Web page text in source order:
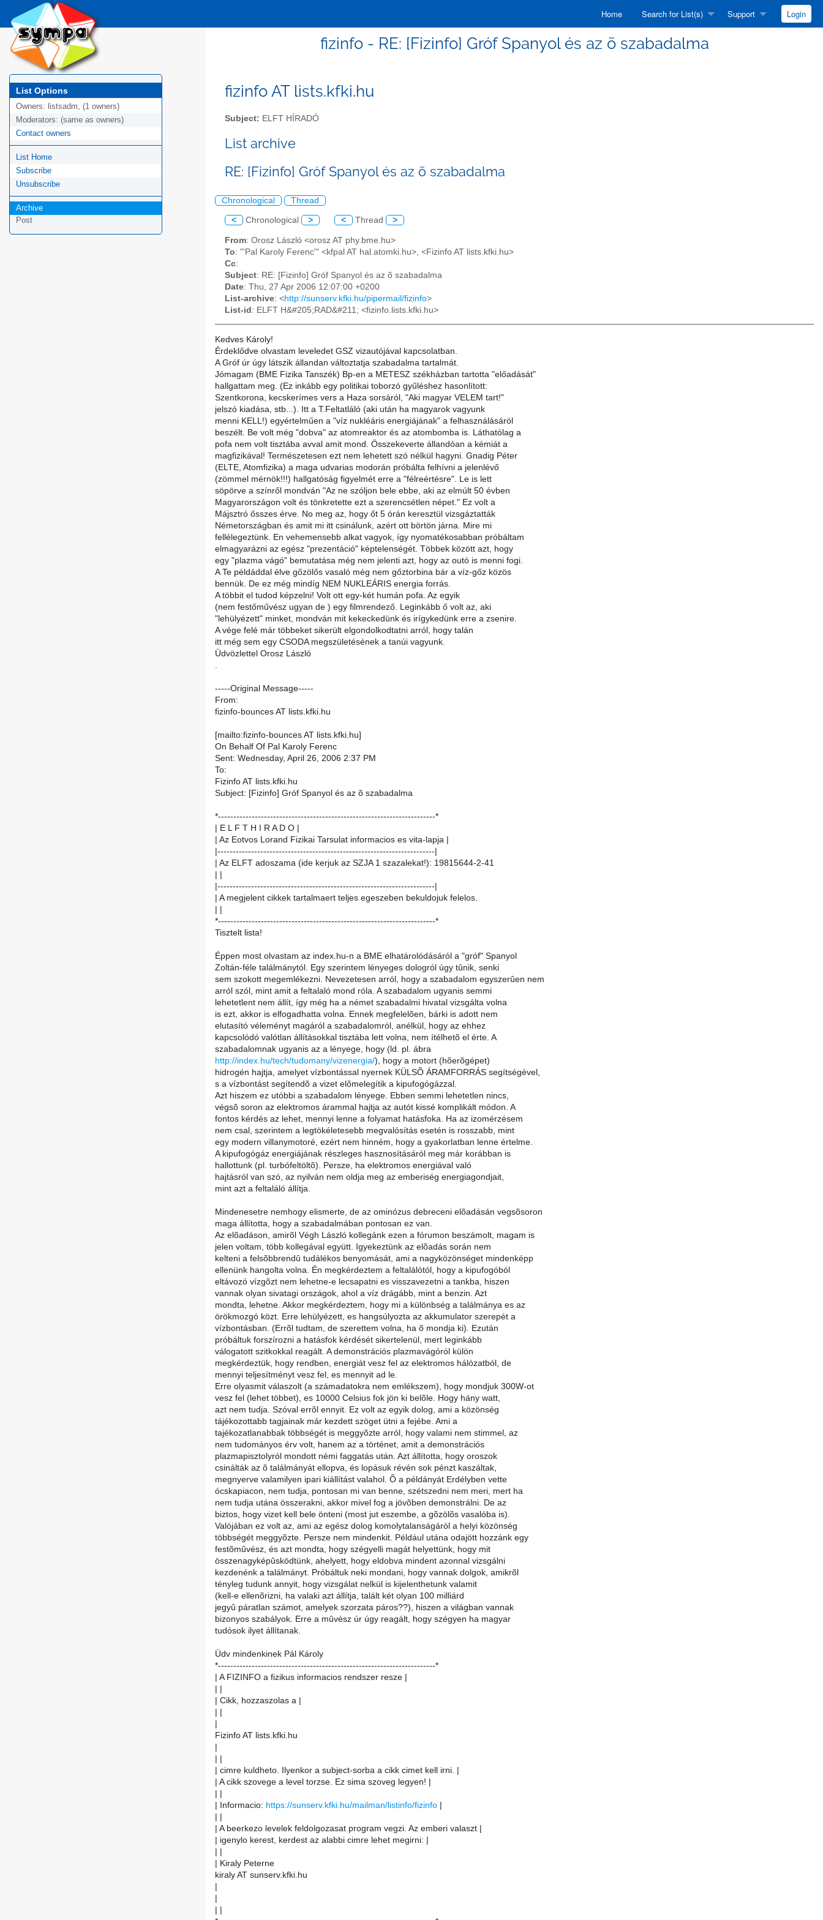
Home Search for List(s) Support Login
fizinfo - RE: [Fizinfo] Gróf Spanyol és az õ szabadalma
List Options
Owners: listsadm, (1 owners)
Moderators: (same as owners)
Contact owners
List Home
Subscribe
Unsubscribe
Archive
Post
fizinfo AT lists.kfki.hu
Subject: ELFT HÍRADÓ
List archive
RE: [Fizinfo] Gróf Spanyol és az õ szabadalma
Chronological Thread
< Chronological > < Thread >
From: Orosz László <orosz AT phy.bme.hu>
To: "'Pal Karoly Ferenc'" <kfpal AT hal.atomki.hu>, <Fizinfo AT lists.kfki.hu>
Cc:
Subject: RE: [Fizinfo] Gróf Spanyol és az õ szabadalma
Date: Thu, 27 Apr 2006 12:07:00 +0200
List-archive: <http://sunserv.kfki.hu/pipermail/fizinfo>
List-id : ELFT H&#205;RAD&#211; <fizinfo.lists.kfki.hu>
Kedves Károly!
Érdeklődve olvastam leveledet GSZ vizautójával kapcsolatban.
A Gróf úr úgy látszik állandan változtatja szabadalma tartalmát.
Jómagam (BME Fizika Tanszék) Bp-en a METESZ székházban tartotta "előadását"
hallgattam meg. (Ez inkább egy politikai toborzó gyűléshez hasonlított:
Szentkorona, kecskerímes vers a Haza sorsáról, "Aki magyar VELEM tart!"
jelszó kiadása, stb...). Itt a T.Feltatláló (aki után ha magyarok vagyunk
menni KELL!) egyértelműen a "víz nukléáris energiájának" a felhasználásáról
beszélt. Be volt még "dobva" az atomreaktor és az atombomba is. Láthatólag a
pofa nem volt tisztába avval amit mond. Összekeverte állandóan a kémiát a
magfizikával! Természetesen ezt nem lehetett szó nélkül hagyni. Gnadig Péter
(ELTE, Atomfizika) a maga udvarias modorán próbálta felhívni a jelenlévő
(zömmel mérnök!!!) hallgatóság figyelmét erre a "félreértésre". Le is lett
söpörve a színről mondván "Az ne szóljon bele ebbe, aki az elmúlt 50 évben
Magyarországon volt és tönkretette ezt a szerencsétlen népet." Ez volt a
Májsztró ősszes érve. No meg az, hogy őt 5 órán keresztül vizsgáztatták
Németországban és amit mi itt csinálunk, azért ott börtön járna. Mire mi
fellélegeztünk. En vehemensebb alkat vagyok, így nyomatékosabban próbáltam
elmagyarázni az egész "prezentáció" képtelenségét. Többek között azt, hogy
egy "plazma vágó" bemutatása még nem jelenti azt, hogy az outó is menni fogi.
A Te példáddal élve gőzölős vasaló még nem gőztorbina bár a víz-gőz közös
bennük. De ez még mindíg NEM NUKLEÁRIS energia forrás.
A többit el tudod képzelni! Volt ott egy-két humán pofa. Az egyik
(nem festőművész ugyan de ) egy filmrendező. Leginkább ő volt az, aki
"lehülyézett" minket, mondván mit kekeckedünk és irígykedünk erre a zsenire.
A vége felé már többeket sikerült elgondolkodtatni arról, hogy talán
itt még sem egy CSODA megszületésének a tanúi vagyunk.
Üdvözlettel Orosz László
.
-----Original Message-----
From:
fizinfo-bounces AT lists.kfki.hu
[mailto:fizinfo-bounces AT lists.kfki.hu]
On Behalf Of Pal Karoly Ferenc
Sent: Wednesday, April 26, 2006 2:37 PM
To:
Fizinfo AT lists.kfki.hu
Subject: [Fizinfo] Gróf Spanyol és az õ szabadalma
*-----------------------------------------------------------------------*
| E L F T H I R A D O |
| Az Eotvos Lorand Fizikai Tarsulat informacios es vita-lapja |
|-----------------------------------------------------------------------|
| Az ELFT adoszama (ide kerjuk az SZJA 1 szazalekat!): 19815644-2-41
|-----------------------------------------------------------------------|
| A megjelent cikkek tartalmaert teljes egeszeben bekuldojuk felelos.
*-----------------------------------------------------------------------*
Tisztelt lista!
Éppen most olvastam az index.hu-n a BME elhatárolódásáról a "gróf" Spanyol
Zoltán-féle találmánytól. Egy szerintem lényeges dologról úgy tûnik, senki
sem szokott megemlékezni. Nevezetesen arról, hogy a szabadalom egyszerûen nem
arról szól, mint amit a feltalaló mond róla. A szabadalom ugyanis semmi
lehetetlent nem állít, így még ha a német szabadalmi hivatal vizsgálta volna
is ezt, akkor is elfogadhatta volna. Ennek megfelelõen, bárki is adott nem
elutasító véleményt magáról a szabadalomról, anélkül, hogy az ehhez
kapcsolódó valótlan állításokkal tisztába lett volna, nem ítélhetõ el érte. A
szabadalomnak ugyanis az a lényege, hogy (ld. pl. ábra
http://index.hu/tech/tudomany/vizenergia/), hogy a motort (hõerõgépet)
hidrogén hajtja, amelyet vízbontással nyernek KÜLSÕ ÁRAMFORRÁS segítségével,
s a vízbontást segítendõ a vizet elõmelegítik a kipufogógázzal.
Azt hiszem ez utóbbi a szabadalom lényege. Ebben semmi lehetetlen nincs,
végsõ soron az elektromos árammal hajtja az autót kissé komplikált módon. A
fontos kérdés az lehet, mennyi lenne a folyamat hatásfoka. Ha az izomérzésem
nem csal, szerintem a legtökéletesebb megvalósítás esetén is rosszabb, mint
egy modern villanymotoré, ezért nem hinném, hogy a gyakorlatban lenne értelme.
A kipufogógáz energiájának részleges hasznosításáról meg már korábban is
hallottunk (pl. turbófeltöltõ). Persze, ha elektromos energiával való
hajtásról van szó, az nyilván nem oldja meg az emberiség energiagondjait,
mint azt a feltaláló állítja.
Mindenesetre nemhogy elismerte, de az ominózus debreceni elõadásán vegsõsoron
maga állította, hogy a szabadalmában pontosan ez van.
Az elõadáson, amirõl Végh László kollegánk ezen a fórumon beszámolt, magam is
jelen voltam, több kollegával együtt. Igyekeztünk az elõadás során nem
kelteni a felsõbbrendû tudálékos benyomását, ami a nagyközönséget mindenképp
ellenünk hangolta volna. Én megkérdeztem a feltalálótól, hogy a kipufogóból
eltávozó vízgõzt nem lehetne-e lecsapatni es visszavezetni a tankba, hiszen
vannak olyan sivatagi országok, ahol a víz drágább, mint a benzin. Azt
mondta, lehetne. Akkor megkérdeztem, hogy mi a különbség a találmánya es az
örökmozgó közt. Erre lehülyézett, es hangsúlyozta az akkumulator szerepét a
vízbontásban. (Errõl tudtam, de szerettem volna, ha õ mondja ki). Ezután
próbáltuk forszírozni a hatásfok kérdését sikertelenül, mert leginkább
válogatott szitkokkal reagált. A demonstrációs plazmavágóról külön
megkérdeztük, hogy rendben, energiát vesz fel az elektromos hálózatból, de
mennyi teljesítményt vesz fel, es mennyit ad le.
Erre olyasmit válaszolt (a számadatokra nem emlékszem), hogy mondjuk 300W-ot
vesz fel (lehet többet), es 10000 Celsius fok jön ki belõle. Hogy hány watt,
azt nem tudja. Szóval errõl ennyit. Ez volt az egyik dolog, ami a közönség
tájékozottabb tagjainak már kezdett szöget ütni a fejébe. Ami a
tajékozatlanabbak többségét is meggyõzte arról, hogy valami nem stimmel, az
nem tudományos érv volt, hanem az a történet, amit a demonstrációs
plazmapisztolyról mondott némi faggatás után. Azt állította, hogy oroszok
csinálták az õ találmányát ellopva, és lopásuk révén sok pénzt kaszáltak,
megnyerve valamilyen ipari kiállítást valahol. Õ a példányát Erdélyben vette
ócskapiacon, nem tudja, pontosan mi van benne, szétszedni nem meri, mert ha
nem tudja utána összerakni, akkor mivel fog a jövõben demonstrálni. De az
biztos, hogy vizet kell bele önteni (most jut eszembe, a gõzölõs vasalóba is).
Valójában ez volt az, ami az egész dolog komolytalanságáról a helyi közönség
többségét meggyõzte. Persze nem mindenkit. Például utána odajött hozzánk egy
festõmûvész, és azt mondta, hogy szégyelli magát helyettünk, hogy mit
összenagyképûsködtünk, ahelyett, hogy eldobva mindent azonnal vizsgálni
kezdenénk a találmányt. Próbáltuk neki mondani, hogy vannak dolgok, amikrõl
tényleg tudunk annyit, hogy vizsgálat nelkül is kijelenthetunk valamit
(kell-e ellenõrizni, ha valaki azt állítja, talált két olyan 100 milliárd
jegyû páratlan számot, amelyek szorzata páros??), hiszen a világban vannak
bizonyos szabályok. Erre a mûvész úr úgy reagált, hogy szégyen ha magyar
tudósok ilyet állítanak.
Üdv mindenkinek Pál Károly
*-----------------------------------------------------------------------*
| A FIZINFO a fizikus informacios rendszer resze |
| Cikk, hozzaszolas a |
Fizinfo AT lists.kfki.hu
| cimre kuldheto. Ilyenkor a subject-sorba a cikk cimet kell irni. |
| A cikk szovege a level torzse. Ez sima szoveg legyen! |
| Informacio: https://sunserv.kfki.hu/mailman/listinfo/fizinfo
| A beerkezo levelek feldolgozasat program vegzi. Az emberi valaszt |
| igenylo kerest, kerdest az alabbi cimre lehet megirni: |
| Kiraly Peterne
kiraly AT sunserv.kfki.hu